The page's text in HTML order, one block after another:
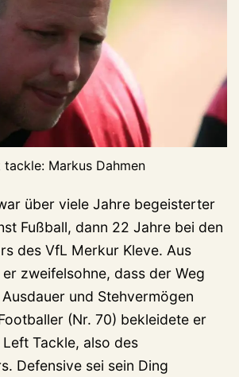
tackle: Markus Dahmen
über viele Jahre begeisterter
Fußball, dann 22 Jahre bei den
des VfL Merkur Kleve. Aus
zweifelsohne, dass der Weg
und Stehvermögen
(Nr. 70) bekleidete er
Tackle, also des
Defensive sei sein Ding